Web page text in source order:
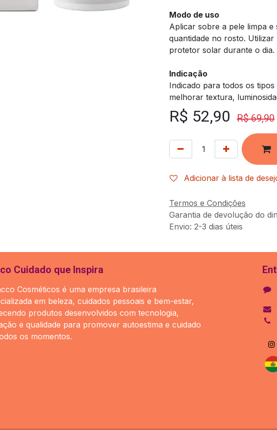
Modo de uso
Aplicar sobre a pele limpa
quantidade no rosto.
protetor solar durante o dia.
Indicação
Indicado para todos os
melhorar textura,
R$ 52,90 R$69,90
Adicionar à lista de
Termos e Condições
Garantia de devolução do
Envio: 2-3 dias úteis
Cuidado que Inspira
Cosméticos é uma empresa brasileira
em beleza, cuidados pessoais e bem-estar,
produtos desenvolvidos com tecnologia,
e qualidade para promover autoestima e cuidado
os momentos.